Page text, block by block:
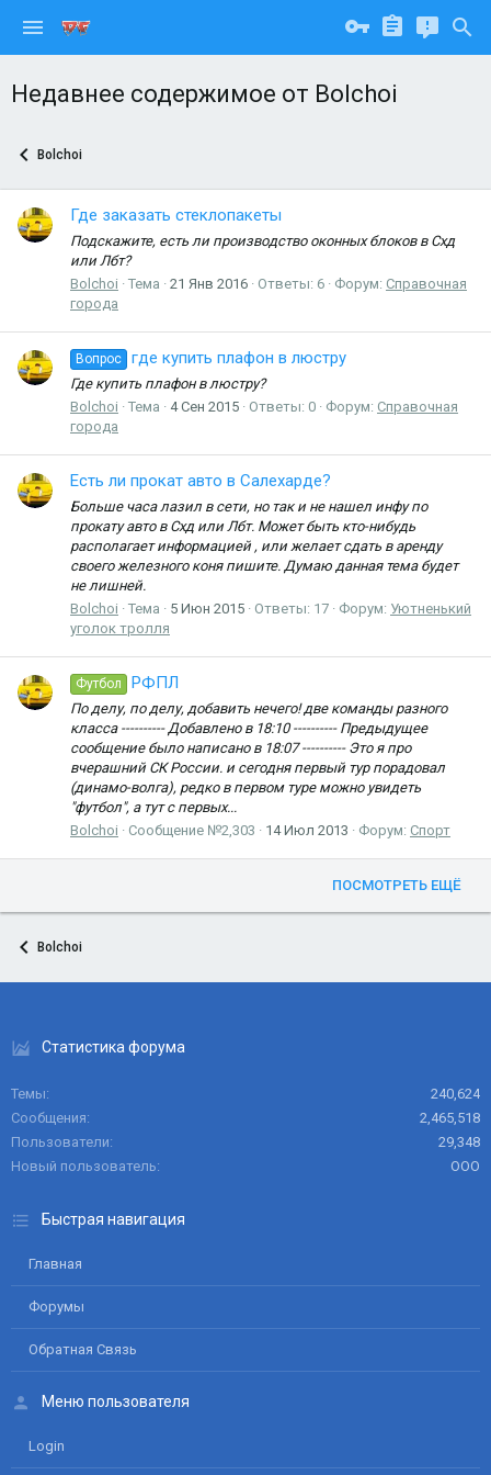
Недавнее содержимое от Bolchoi
Bolchoi
Где заказать стеклопакеты
Подскажите, есть ли производство оконных блоков в Схд
или Лбт?
Bolchoi
Тема 21 Янв 2016 Ответы: 6 Форум: Справочная
города
Вопрос где купить плафон в люстру
Где купить плафон в люстру?
Bolchoi
Тема 4 Сен 2015 Ответы: 0 Форум: Справочная
города
Есть ли прокат авто в Салехарде?
Больше часа лазил в сети, но так и не нашел инфу по
прокату авто в Схд или Лбт. Может быть кто-нибудь
располагает информацией , или желает сдать в аренду
своего железного коня пишите. Думаю данная тема будет
не лишней.
Bolchoi
Тема 5 Июн 2015 Ответы: 17 Форум: Уютненький
уголок тролля
Футбол РФПЛ
По делу, по делу, добавить нечего! две команды разного
класса ---------- Добавлено в 18:10 ---------- Предыдущее
сообщение было написано в 18:07 ---------- Это я про
вчерашний СК России. и сегодня первый тур порадовал
(динамо-волга), редко в первом туре можно увидеть
"футбол", а тут с первых...
Bolchoi
Сообщение №2,303 14 Июл 2013 Форум: Спорт
ПОСМОТРЕТЬ ЕЩЁ
Bolchoi
Статистика форума
Темы
240,624
Сообщения
2,465,518
Пользователи
29,348
Новый пользователь
ООО
Быстрая навигация
Главная
Форумы
Обратная Связь
Меню пользователя
Login